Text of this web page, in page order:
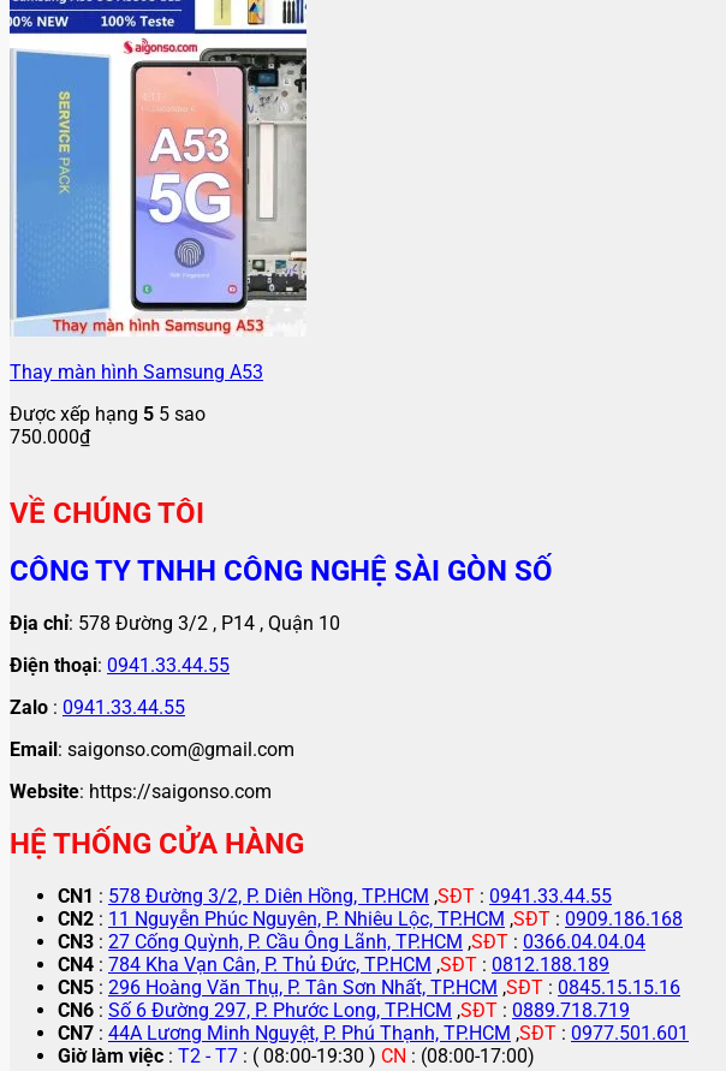
Thay màn hình Samsung A53
Được xếp hạng 5 5 sao
750.000₫
VỀ CHÚNG TÔI
CÔNG TY TNHH CÔNG NGHỆ SÀI GÒN SỐ
Địa chỉ: 578 Đường 3/2 , P14 , Quận 10
Điện thoại: 0941.33.44.55
Zalo : 0941.33.44.55
Email: saigonso.com@gmail.com
Website: https://saigonso.com
HỆ THỐNG CỬA HÀNG
CN1 : 578 Đường 3/2, P. Diên Hồng, TP.HCM ,SĐT : 0941.33.44.55
CN2 : 11 Nguyễn Phúc Nguyên, P. Nhiêu Lộc, TP.HCM ,SĐT : 0909.186.168
CN3 : 27 Cống Quỳnh, P. Cầu Ông Lãnh, TP.HCM ,SĐT : 0366.04.04.04
CN4 : 784 Kha Vạn Cân, P. Thủ Đức, TP.HCM ,SĐT : 0812.188.189
CN5 : 296 Hoàng Văn Thụ, P. Tân Sơn Nhất, TP.HCM ,SĐT : 0845.15.15.16
CN6 : Số 6 Đường 297, P. Phước Long, TP.HCM ,SĐT : 0889.718.719
CN7 : 44A Lương Minh Nguyệt, P. Phú Thạnh, TP.HCM ,SĐT : 0977.501.601
Giờ làm việc : T2 - T7 : ( 08:00-19:30 ) CN : (08:00-17:00)